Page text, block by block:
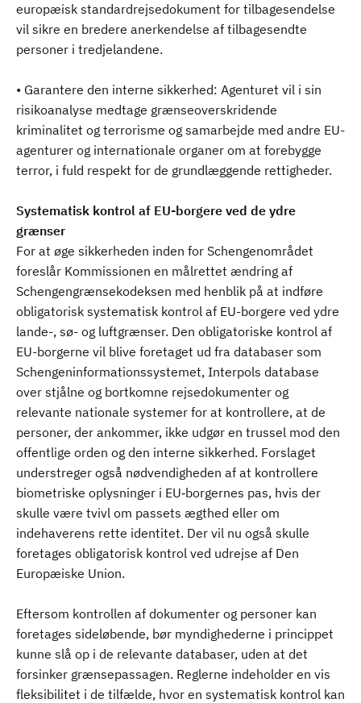
europæisk standardrejsedokument for tilbagesendelse
vil sikre en bredere anerkendelse af tilbagesendte
personer i tredjelandene.
• Garantere den interne sikkerhed: Agenturet vil i sin
risikoanalyse medtage grænseoverskridende
kriminalitet og terrorisme og samarbejde med andre EU-
agenturer og internationale organer om at forebygge
terror, i fuld respekt for de grundlæggende rettigheder.
Systematisk kontrol af EU-borgere ved de ydre
grænser
For at øge sikkerheden inden for Schengenområdet
foreslår Kommissionen en målrettet ændring af
Schengengrænsekodeksen med henblik på at indføre
obligatorisk systematisk kontrol af EU-borgere ved ydre
lande-, sø- og luftgrænser. Den obligatoriske kontrol af
EU-borgerne vil blive foretaget ud fra databaser som
Schengeninformationssystemet, Interpols database
over stjålne og bortkomne rejsedokumenter og
relevante nationale systemer for at kontrollere, at de
personer, der ankommer, ikke udgør en trussel mod den
offentlige orden og den interne sikkerhed. Forslaget
understreger også nødvendigheden af at kontrollere
biometriske oplysninger i EU‑borgernes pas, hvis der
skulle være tvivl om passets ægthed eller om
indehaverens rette identitet. Der vil nu også skulle
foretages obligatorisk kontrol ved udrejse af Den
Europæiske Union.
Eftersom kontrollen af dokumenter og personer kan
foretages sideløbende, bør myndighederne i princippet
kunne slå op i de relevante databaser, uden at det
forsinker grænsepassagen. Reglerne indeholder en vis
fleksibilitet i de tilfælde, hvor en systematisk kontrol kan